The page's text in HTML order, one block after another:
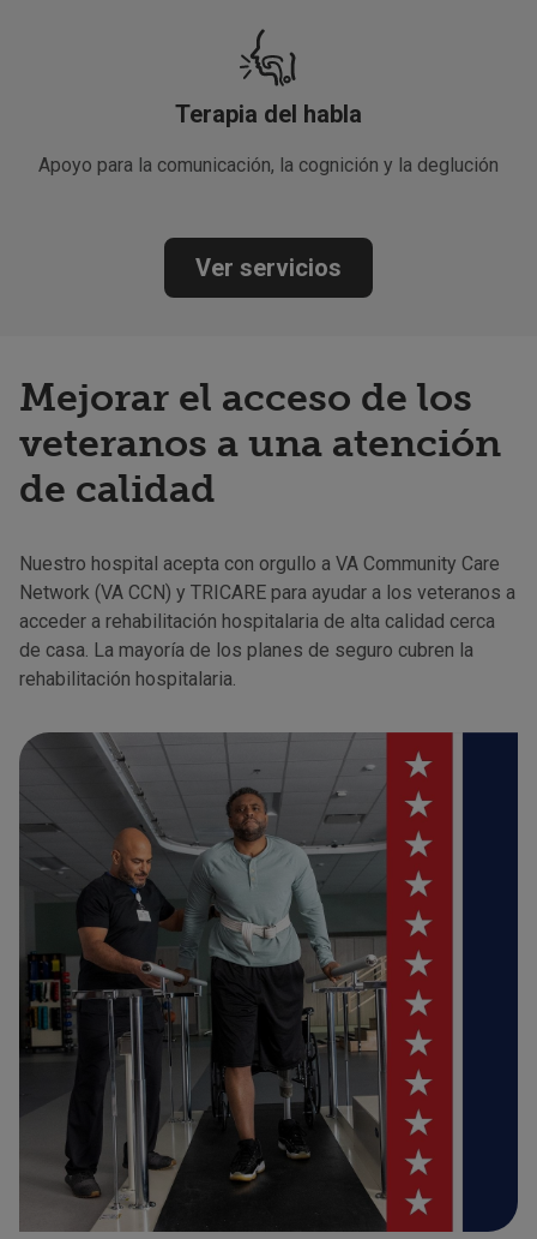
Terapia del habla
Apoyo para la comunicación, la cognición y la deglución
Ver servicios
Mejorar el acceso de los
veteranos a una atención
de calidad
Nuestro hospital acepta con orgullo a VA Community Care
Network (VA CCN) y TRICARE para ayudar a los veteranos a
acceder a rehabilitación hospitalaria de alta calidad cerca
de casa. La mayoría de los planes de seguro cubren la
rehabilitación hospitalaria.